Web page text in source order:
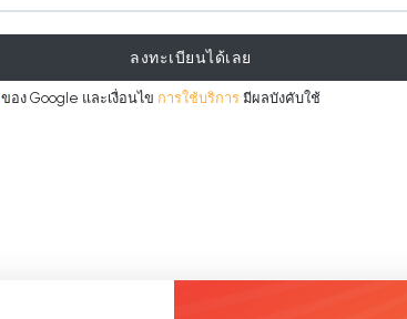
ลงทะเบียนได้เลย
ของ Google และเงื่อนไข การใช้บริการ มีผลบังคับใช้